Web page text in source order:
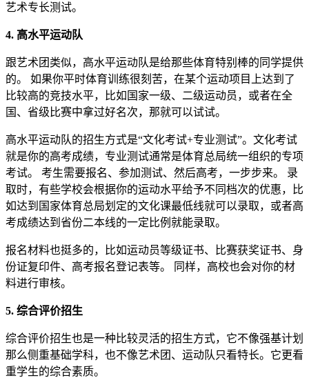
艺术专长测试。
4. 高水平运动队
跟艺术团类似，高水平运动队是给那些体育特别棒的同学提供
的。 如果你平时体育训练很刻苦，在某个运动项目上达到了
比较高的竞技水平，比如国家一级、二级运动员，或者在全
国、省级比赛中拿过好名次，那就可以试试。
高水平运动队的招生方式是“文化考试+专业测试”。文化考试
就是你的高考成绩，专业测试通常是体育总局统一组织的专项
考试。 考生需要报名、参加测试、然后高考，一步步来。 录
取时，有些学校会根据你的运动水平给予不同档次的优惠，比
如达到国家体育总局划定的文化课最低线就可以录取，或者高
考成绩达到省份二本线的一定比例就能录取。
报名材料也挺多的，比如运动员等级证书、比赛获奖证书、身
份证复印件、高考报名登记表等。 同样，高校也会对你的材
料进行审核。
5. 综合评价招生
综合评价招生也是一种比较灵活的招生方式，它不像强基计划
那么侧重基础学科，也不像艺术团、运动队只看特长。它更看
重学生的综合素质。